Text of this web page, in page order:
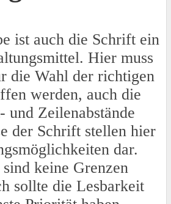
ist auch die Schrift ein
Hier muss
die Wahl der richtigen
werden, auch die
und Zeilenabstände
der Schrift stellen hier
dar.
keine Grenzen
sollte die Lesbarkeit